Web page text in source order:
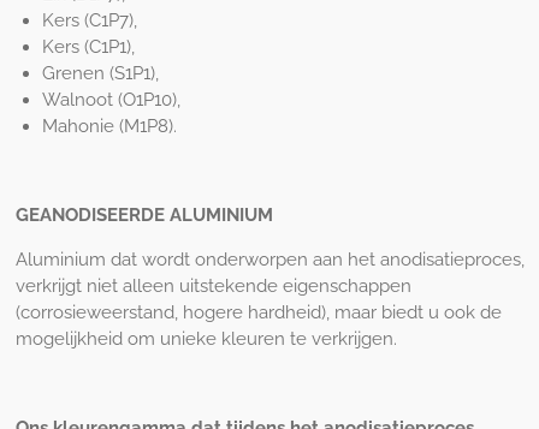
Kers (C1P7),
Kers (C1P1),
Grenen (S1P1),
Walnoot (O1P10),
Mahonie (M1P8).
GEANODISEERDE ALUMINIUM
Aluminium dat wordt onderworpen aan het anodisatieproces,
verkrijgt niet alleen uitstekende eigenschappen
(corrosieweerstand, hogere hardheid), maar biedt u ook de
mogelijkheid om unieke kleuren te verkrijgen.